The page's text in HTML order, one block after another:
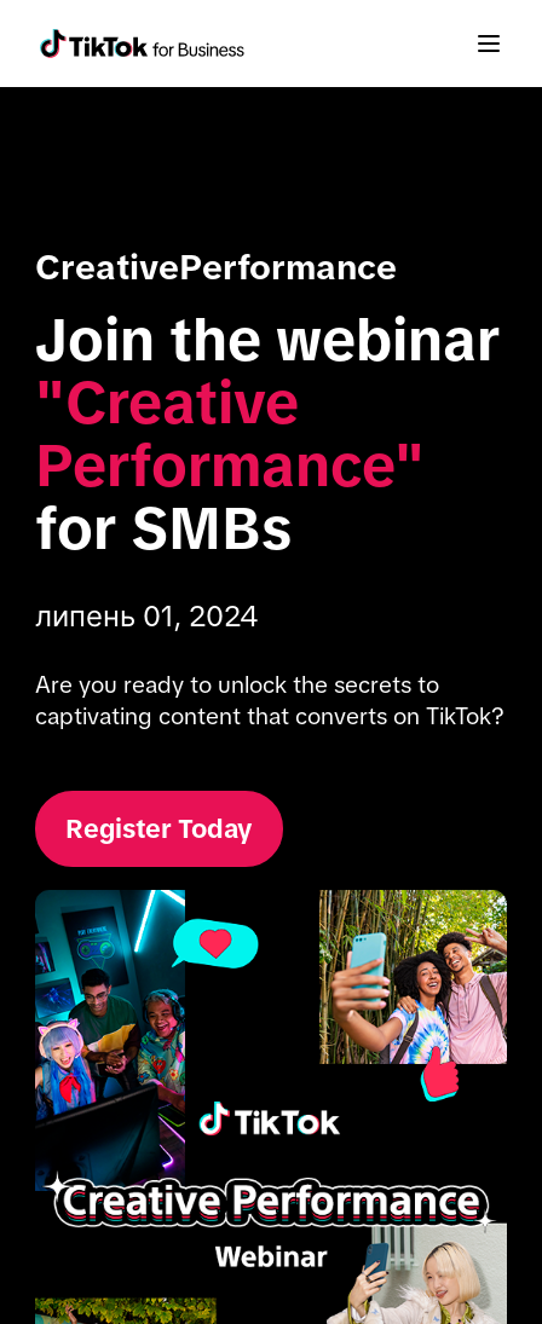
CreativePerformance
Join the webinar
"Creative
Performance"
for SMBs
липень 01, 2024
Are you ready to unlock the secrets to
captivating content that converts on TikTok?
Register Today